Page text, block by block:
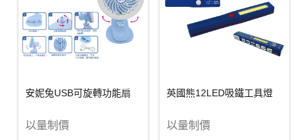
安妮兔USB可旋轉功能扇
以量制價
英國熊12LED吸鐵工具燈
以量制價